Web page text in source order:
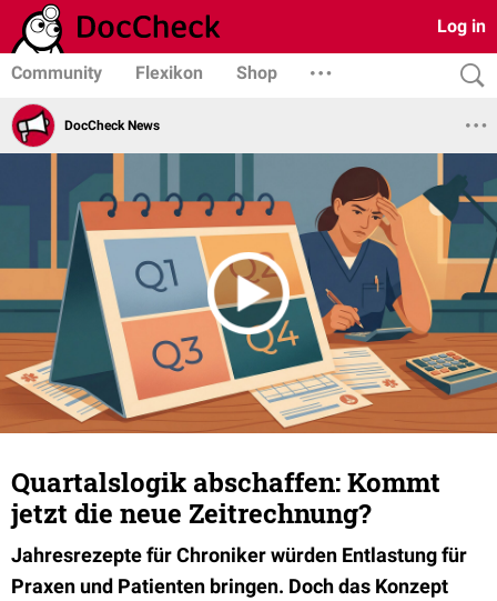
Log in
Community Flexikon Shop
DocCheck News
Quartalslogik abschaffen: Kommt
jetzt die neue Zeitrechnung?
Jahresrezepte für Chroniker würden Entlastung für
Praxen und Patienten bringen. Doch das Konzept